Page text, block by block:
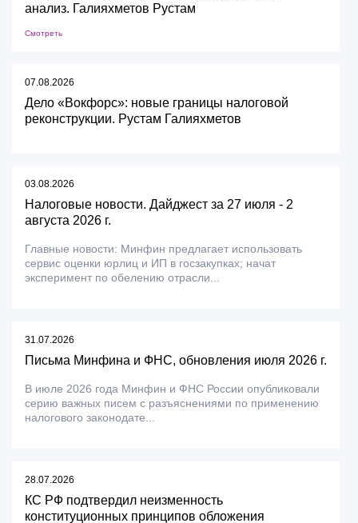
анализ. Галияхметов Рустам
Смотреть
07.08.2026
Дело «Вокфорс»: новые границы налоговой
реконструкции. Рустам Галияхметов
03.08.2026
Налоговые новости. Дайджест за 27 июля - 2
августа 2026 г.
Главные новости: Минфин предлагает использовать
сервис оценки юрлиц и ИП в госзакупках; начат
эксперимент по обелению отрасли...
31.07.2026
Письма Минфина и ФНС, обновления июля 2026 г.
В июле 2026 года Минфин и ФНС России опубликовали
серию важных писем с разъяснениями по применению
налогового законодате...
28.07.2026
КС РФ подтвердил неизменность
конституционных принципов обложения